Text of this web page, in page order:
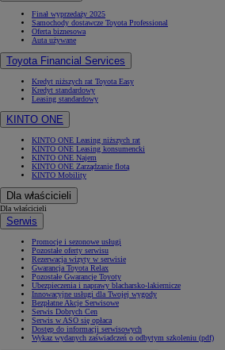
Finał wyprzedaży 2025
Samochody dostawcze Toyota Professional
Oferta biznesowa
Auta używane
Toyota Financial Services
Kredyt niższych rat Toyota Easy
Kredyt standardowy
Leasing standardowy
KINTO ONE
KINTO ONE Leasing niższych rat
KINTO ONE Leasing konsumencki
KINTO ONE Najem
KINTO ONE Zarządzanie flotą
KINTO Mobility
Dla właścicieli
Dla właścicieli
Serwis
Promocje i sezonowe usługi
Pozostałe oferty serwisu
Rezerwacja wizyty w serwisie
Gwarancja Toyota Relax
Pozostałe Gwarancje Toyoty
Ubezpieczenia i naprawy blacharsko-lakiernicze
Innowacyjne usługi dla Twojej wygody
Bezpłatne Akcje Serwisowe
Serwis Dobrych Cen
Serwis w ASO się opłaca
Dostęp do informacji serwisowych
Wykaz wydanych zaświadczeń o odbytym szkoleniu (pdf)